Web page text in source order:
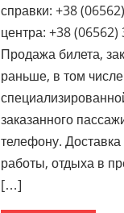
справки: +38
центра: +38 (06562)
Продажа билета,
раньше, в том
заказанного
телефону.
работы, отдыха в
[…]